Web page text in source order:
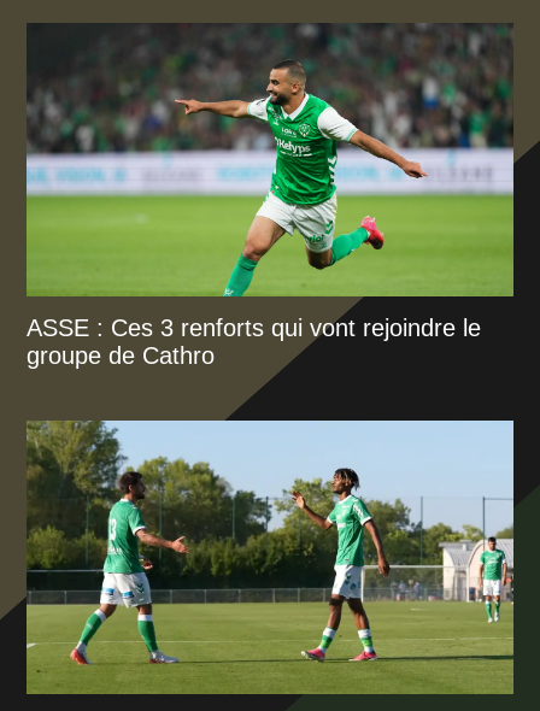
ASSE : Ces 3 renforts qui vont rejoindre le
groupe de Cathro